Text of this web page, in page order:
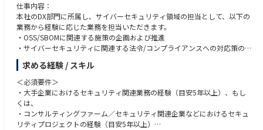
仕事内容：
本社のDX部門に所属し、サイバーセキュリティ領域の担当として、以下の
業務から経験に応じた業務を担当いただきます。
・OSS/SBOMに関連する施策の企画および推進
・サイバーセキュリティに関連する法令/コンプライアンスへの対応策の
検討と推進
・ISMSに関する施策の検討と推進
・セキュリティ対策についてのリスク評価、助言
・セキュリティ業務へのAI活用の推進
職種の魅力：
製薬業界におけるデジタルの活用は先進的であり、それに伴うセキュリテ
求める経験 / スキル
＜必須要件＞
・大手企業におけるセキュリティ関連業務の経験（目安5年以上）、もし
くは、
・コンサルティングファーム／セキュリティ関連企業などにおけるセキュ
リティプロジェクトの経験（目安5年以上）